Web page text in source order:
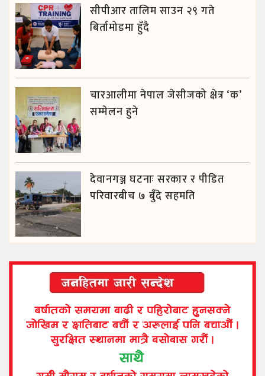
सीपीआर तालिम साउन २९ गते
बिर्तामोडमा हुँदै
चारआलीमा नेपाल जेसीजको क्षेत्र ‘क’
सम्मेलन हुने
देवानगञ्ज घटनाः सरकार र पीडित
परिवारबीच ७ बुँदे सहमति